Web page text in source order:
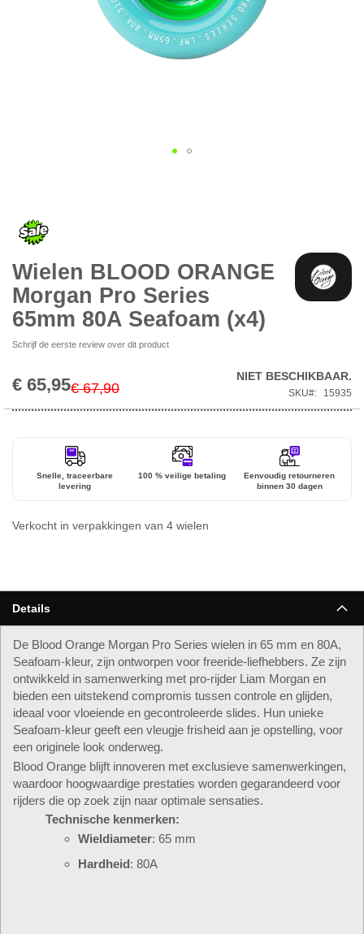
begin
van
afbeeldingen-
Wielen BLOOD ORANGE
Morgan Pro Series
65mm 80A Seafoam (x4)
Schrijf de eerste review over dit product
Special
€ 65,95€ 67,90
NIET BESCHIKBAAR.
SKU 15935
Snelle, traceerbare
levering
100 % veilige betaling
Eenvoudig retourneren
binnen 30 dagen
Verkocht in verpakkingen van 4 wielen
Details
De Blood Orange Morgan Pro Series wielen in 65 mm en 80A,
Seafoam-kleur, zijn ontworpen voor freeride-liefhebbers. Ze zijn
ontwikkeld in samenwerking met pro-rijder Liam Morgan en
bieden een uitstekend compromis tussen controle en glijden,
ideaal voor vloeiende en gecontroleerde slides. Hun unieke
Seafoam-kleur geeft een vleugje frisheid aan je opstelling, voor
een originele look onderweg.
Blood Orange blijft innoveren met exclusieve samenwerkingen,
waardoor hoogwaardige prestaties worden gegarandeerd voor
rijders die op zoek zijn naar optimale sensaties.
Technische kenmerken:
Wieldiameter: 65 mm
Hardheid: 80A